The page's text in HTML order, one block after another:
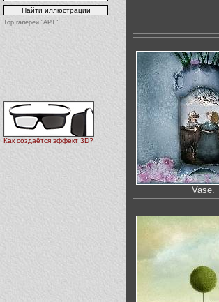
Top галереи "АРТ"
Как создаётся эффект 3D?
Vase.